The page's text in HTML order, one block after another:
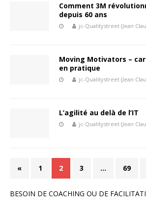
Comment 3M
depuis 60 ans
jc-Qualitystreet (Jean
Moving Motivators –
en pratique
jc-Qualitystreet (Jean
L’agilité au delà de l’IT
jc-Qualitystreet (Jean
« 1 2 3 … 69
BESOIN DE COACHING OU DE